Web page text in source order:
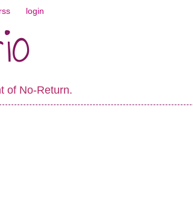
rss login
of No-Return.